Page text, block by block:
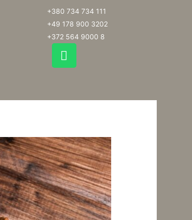
+380 734 734 111
+49 178 900 3202
+372 564 9000 8
W
h
s
p